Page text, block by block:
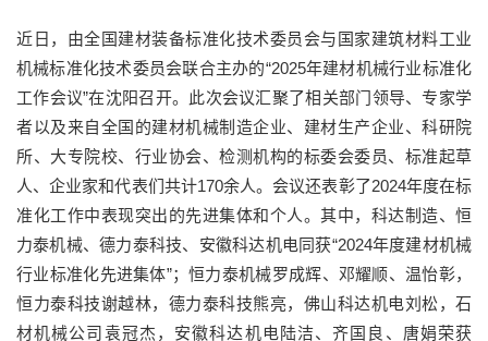
近日，由全国建材装备标准化技术委员会与国家建筑材料工业
机械标准化技术委员会联合主办的“2025年建材机械行业标准化
工作会议”在沈阳召开。此次会议汇聚了相关部门领导、专家学
者以及来自全国的建材机械制造企业、建材生产企业、科研院
所、大专院校、行业协会、检测机构的标委会委员、标准起草
人、企业家和代表们共计170余人。会议还表彰了2024年度在标
准化工作中表现突出的先进集体和个人。其中，科达制造、恒
力泰机械、德力泰科技、安徽科达机电同获“2024年度建材机械
行业标准化先进集体”；恒力泰机械罗成辉、邓耀顺、温怡彰，
恒力泰科技谢越林，德力泰科技熊亮，佛山科达机电刘松，石
材机械公司袁冠杰，安徽科达机电陆洁、齐国良、唐娟荣获